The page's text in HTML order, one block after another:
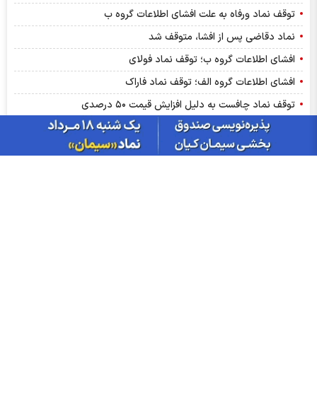
توقف نماد ورفاه به علت افشای اطلاعات گروه ب
نماد دقاضی پس از افشا، متوقف شد
افشای اطلاعات گروه ب؛ توقف نماد فولای
افشای اطلاعات گروه الف؛ توقف نماد فاراک
توقف نماد چافست به دلیل افزایش قیمت ۵۰ درصدی
توقف نماد مداران به علت افشای اطلاعات گروه ب
توقف نماد دعبید به علت افشای اطلاعات گروه ب